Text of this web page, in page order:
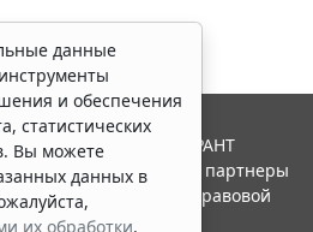
данные
и обеспечения
статистических
Вы можете
данных в
их обработки.
2026. Система ГАРАНТ
Компания "Гарант" и ее партнеры
ассоциации правовой